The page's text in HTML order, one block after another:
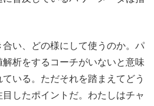
い、どの様にして使うのか。パ
析をするコーチがいないと意味
いる。ただそれを踏まえてどう
したポイントだ。わたしはチャ